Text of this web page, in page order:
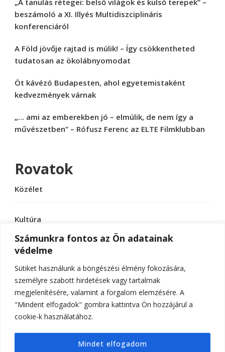
Számunkra fontos az Ön adatainak
védelme
Sütiket használunk a böngészési élmény fokozására,
személyre szabott hirdetések vagy tartalmak
megjelenítésére, valamint a forgalom elemzésére. A
"Mindent elfogadok" gombra kattintva Ön hozzájárul a
cookie-k használatához.
Mindet elfogadom
beszámoló a XI. Illyés Multidiszciplináris
konferenciáról
A Föld jövője rajtad is múlik! – Így csökkentheted
tudatosan az ökolábnyomodat
Öt kávézó Budapesten, ahol egyetemistaként
kedvezmények várnak
„… ami az emberekben jó – elmúlik, de nem így a
művészetben” – Rófusz Ferenc az ELTE Filmklubban
Rovatok
Közélet
Kultúra
Sport
Tudomány
© Szerzői jog 2026ELTE Online